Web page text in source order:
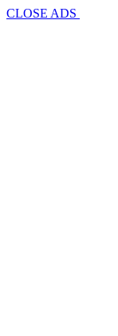
CLOSE ADS